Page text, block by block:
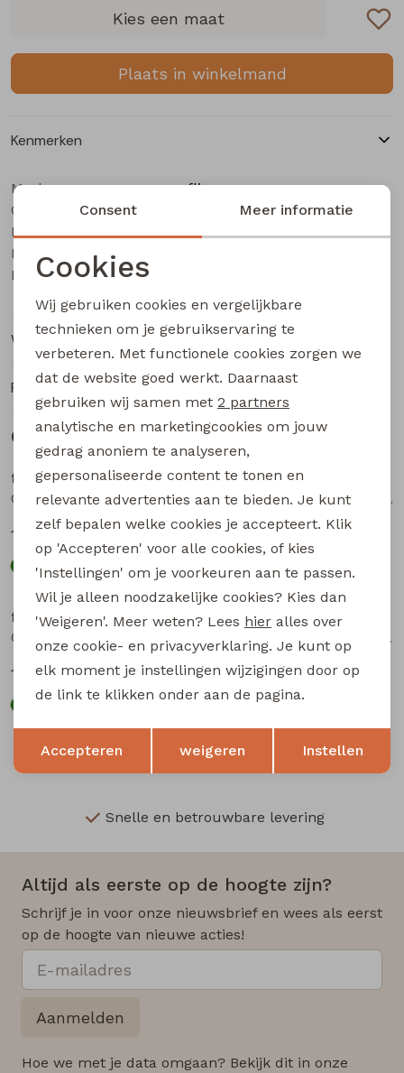
Bermuda's
Kies een maat
Plaats in winkelmand
Kenmerken
Merk
flinq
Categorie
Baby jongens sweater
Leverancierscode
3311407 W20361
Bestelcode
Kleur
Winkelvoorraad
Ruilen en retourneren
Gerelateerde producten
flinq
Ove W20386 baby jongens sweater Roest
14,99
flinq
Ove W20386 baby jongens sweater Taupe
14,99
Nieuw
flinq
14,99
Nieuw
flinq
3311401 W20343 baby jongens sweater Bruin donker
14,99
Snelle en betrouwbare levering
Altijd als eerste op de hoogte zijn?
Schrijf je in voor onze nieuwsbrief en wees als eerst
op de hoogte van nieuwe acties!
Aanmelden
Hoe we met je data omgaan? Bekijk dit in onze
Noodzakelijke cookies
Analytische cookies
Marketing cookies
Terug Opslaan
Consent Meer informatie
Cookies
Wij gebruiken cookies en vergelijkbare
technieken om je gebruikservaring te
verbeteren. Met functionele cookies zorgen we
dat de website goed werkt. Daarnaast
gebruiken wij samen met 2 partners
analytische en marketingcookies om jouw
gedrag anoniem te analyseren,
gepersonaliseerde content te tonen en
relevante advertenties aan te bieden. Je kunt
zelf bepalen welke cookies je accepteert. Klik
op 'Accepteren' voor alle cookies, of kies
'Instellingen' om je voorkeuren aan te passen.
Wil je alleen noodzakelijke cookies? Kies dan
'Weigeren'. Meer weten? Lees hier alles over
onze cookie- en privacyverklaring. Je kunt op
elk moment je instellingen wijzigingen door op
de link te klikken onder aan de pagina.
Accepteren weigeren Instellen